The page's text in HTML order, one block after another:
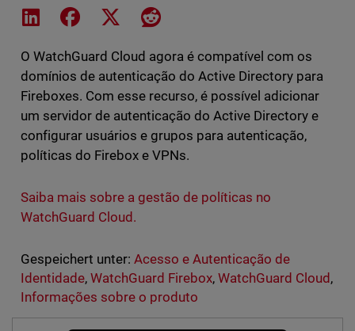
Share on LinkedIn
Share on Facebook
Share on XShare on Reddit
O WatchGuard Cloud agora é compatível com os
domínios de autenticação do Active Directory para
Fireboxes. Com esse recurso, é possível adicionar
um servidor de autenticação do Active Directory e
configurar usuários e grupos para autenticação,
políticas do Firebox e VPNs.
Saiba mais sobre a gestão de políticas no
WatchGuard Cloud.
Gespeichert unter: Acesso e Autenticação de
Identidade, WatchGuard Firebox,WatchGuard Cloud,
Informações sobre o produto